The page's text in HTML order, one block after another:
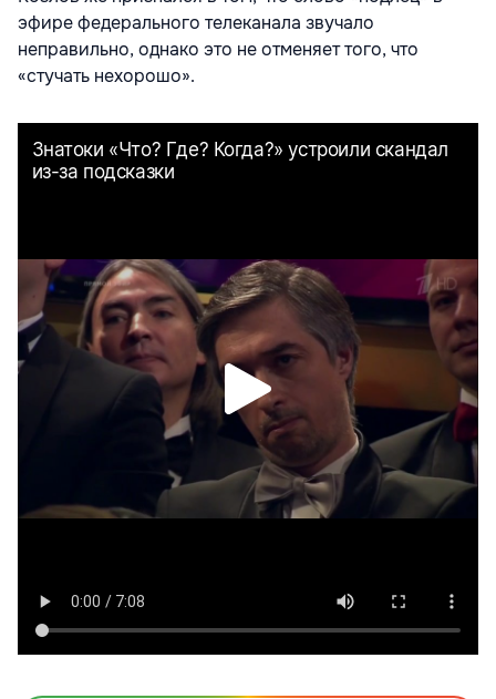
эфире федерального телеканала звучало
неправильно, однако это не отменяет того, что
«стучать нехорошо».